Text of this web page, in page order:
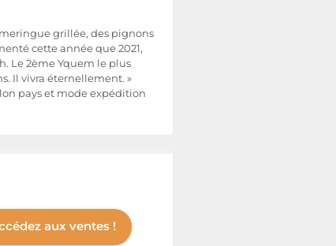
grillée, des pignons
cette année que 2021,
Le 2ème Yquem le plus
Il vivra éternellement. »
pays et mode expédition
aux ventes !